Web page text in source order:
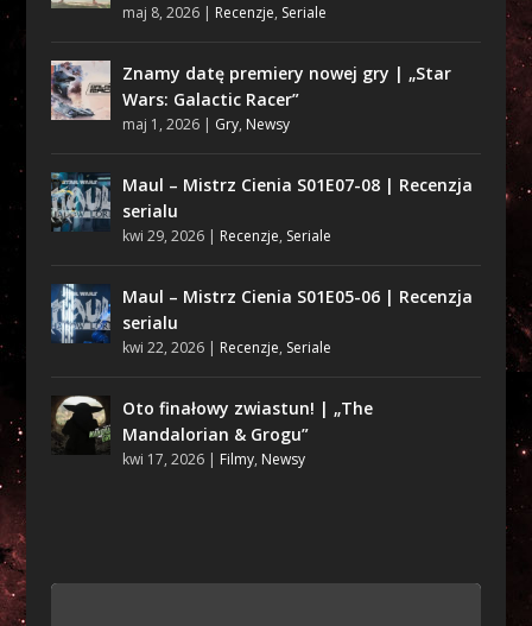
maj 8, 2026| Recenzje, Seriale
Znamy datę premiery nowej gry | „Star
Wars: Galactic Racer”
maj 1, 2026| Gry, Newsy
Maul – Mistrz Cienia S01E07-08 | Recenzja
serialu
kwi 29, 2026| Recenzje, Seriale
Maul – Mistrz Cienia S01E05-06 | Recenzja
serialu
kwi 22, 2026| Recenzje, Seriale
Oto finałowy zwiastun! | „The
Mandalorian & Grogu”
kwi 17, 2026| Filmy, Newsy